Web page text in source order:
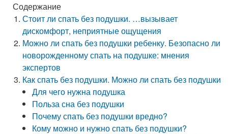
Содержание
Стоит ли спать без подушки. …вызывает
дискомфорт, неприятные ощущения
Можно ли спать без подушки ребенку. Безопасно ли
новорожденному спать на подушке: мнения
экспертов
Как спать без подушки. Можно ли спать без подушки
Для чего нужна подушка
Польза сна без подушки
Почему спать без подушки вредно?
Кому можно и нужно спать без подушки?